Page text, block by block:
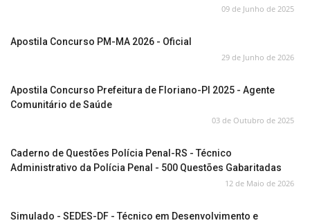
09 de Junho de 2025
Apostila Concurso PM-MA 2026 - Oficial
29 de Junho de 2026
Apostila Concurso Prefeitura de Floriano-PI 2025 - Agente
Comunitário de Saúde
03 de Outubro de 2025
Caderno de Questões Polícia Penal-RS - Técnico
Administrativo da Polícia Penal - 500 Questões Gabaritadas
12 de Maio de 2026
Simulado - SEDES-DF - Técnico em Desenvolvimento e